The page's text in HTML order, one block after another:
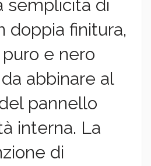
semplicità di
doppia finitura,
e nero
abbinare al
pannello
interna. La
di